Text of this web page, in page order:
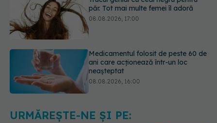
Medicamentul folosit de peste 60 de
Transpirații nocturne: semnul ignorat
care poate ascunde probleme
URMĂREȘTE-NE ȘI PE: